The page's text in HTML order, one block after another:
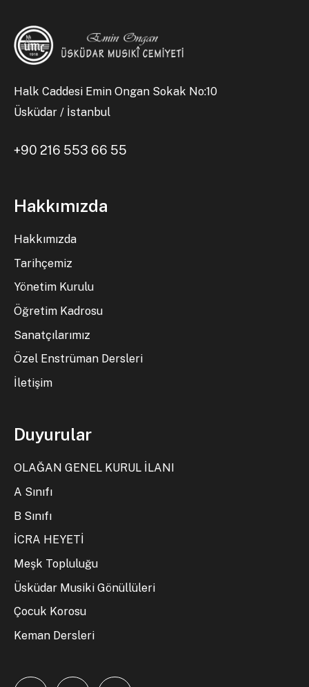
Halk Caddesi Emin Ongan Sokak No:10
Üsküdar / İstanbul
+90 216 553 66 55
Hakkımızda
Hakkımızda
Tarihçemiz
Yönetim Kurulu
Öğretim Kadrosu
Sanatçılarımız
Özel Enstrüman Dersleri
İletişim
Duyurular
OLAĞAN GENEL KURUL İLANI
A Sınıfı
B Sınıfı
İCRA HEYETİ
Meşk Topluluğu
Üsküdar Musiki Gönüllüleri
Çocuk Korosu
Keman Dersleri